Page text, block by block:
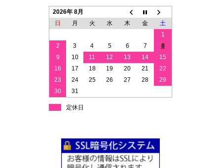
2026年 8月
日
月 火 水 木 金
土
1
2
3 4 5 6 7
8
9
10 11 12 13 14
15
16
17 18 19 20 21
22
23
24 25 26 27 28
29
30
31
定休日